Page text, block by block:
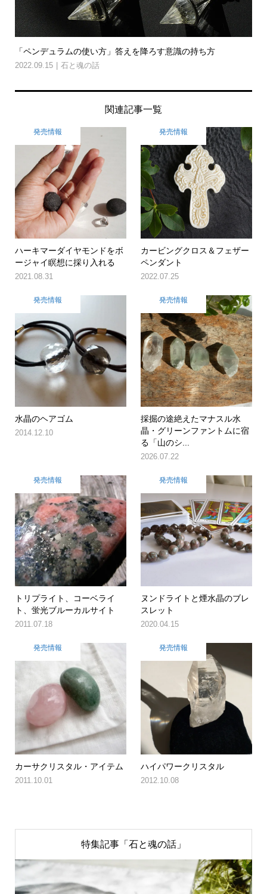
「ペンデュラムの使い方」答えを降ろす意識の持ち方
2022.09.15 石と魂の話
関連記事一覧
発売情報
ハーキマーダイヤモンドをボ
ージャイ瞑想に採り入れる
2021.08.31
発売情報
カービングクロス＆フェザー
ペンダント
2022.07.25
発売情報
水晶のヘアゴム
2014.12.10
発売情報
採掘の途絶えたマナスル水
晶・グリーンファントムに宿
る「山のシ...
2026.07.22
発売情報
トリプライト、コーベライ
ト、蛍光ブルーカルサイト
2011.07.18
発売情報
ヌンドライトと煙水晶のブレ
スレット
2020.04.15
発売情報
カーサクリスタル・アイテム
2011.10.01
発売情報
ハイパワークリスタル
2012.10.08
特集記事「石と魂の話」